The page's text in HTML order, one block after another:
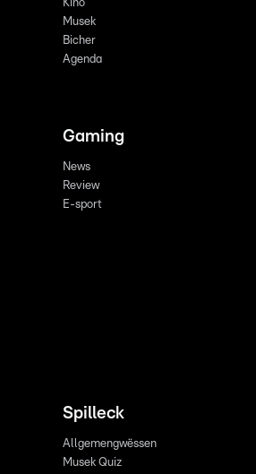
Kino
Musek
Bicher
Agenda
Gaming
News
Review
E-sport
Spilleck
Allgemengwëssen
Musek Quiz